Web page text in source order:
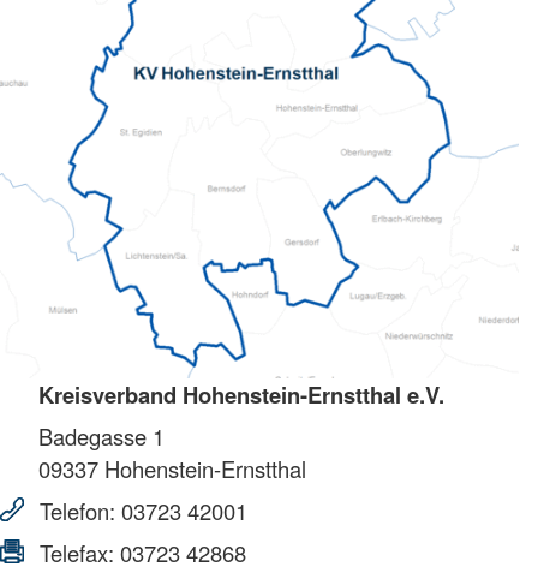
Kreisverband Hohenstein-Ernstthal e.V.
Badegasse 1
09337 Hohenstein-Ernstthal
Telefon: 03723 42001
Telefax: 03723 42868